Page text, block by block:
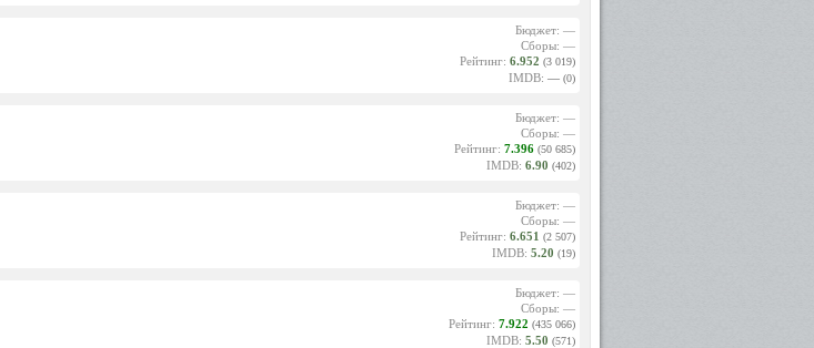
Бюджет: —
Сборы: —
Рейтинг: 6.952 (3 019)
IMDB: — (0)
Бюджет: —
Сборы: —
Рейтинг: 7.396 (50 685)
IMDB: 6.90 (402)
Бюджет: —
Сборы: —
Рейтинг: 6.651 (2 507)
IMDB: 5.20 (19)
Бюджет: —
Сборы: —
Рейтинг: 7.922 (435 066)
IMDB: 5.50 (571)